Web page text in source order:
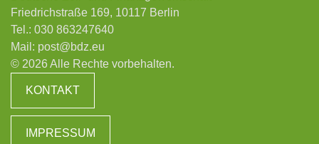
Friedrichstraße 169, 10117 Berlin
Tel.: 030 863247640
Mail: post@bdz.eu
© 2026 Alle Rechte vorbehalten.
KONTAKT
IMPRESSUM